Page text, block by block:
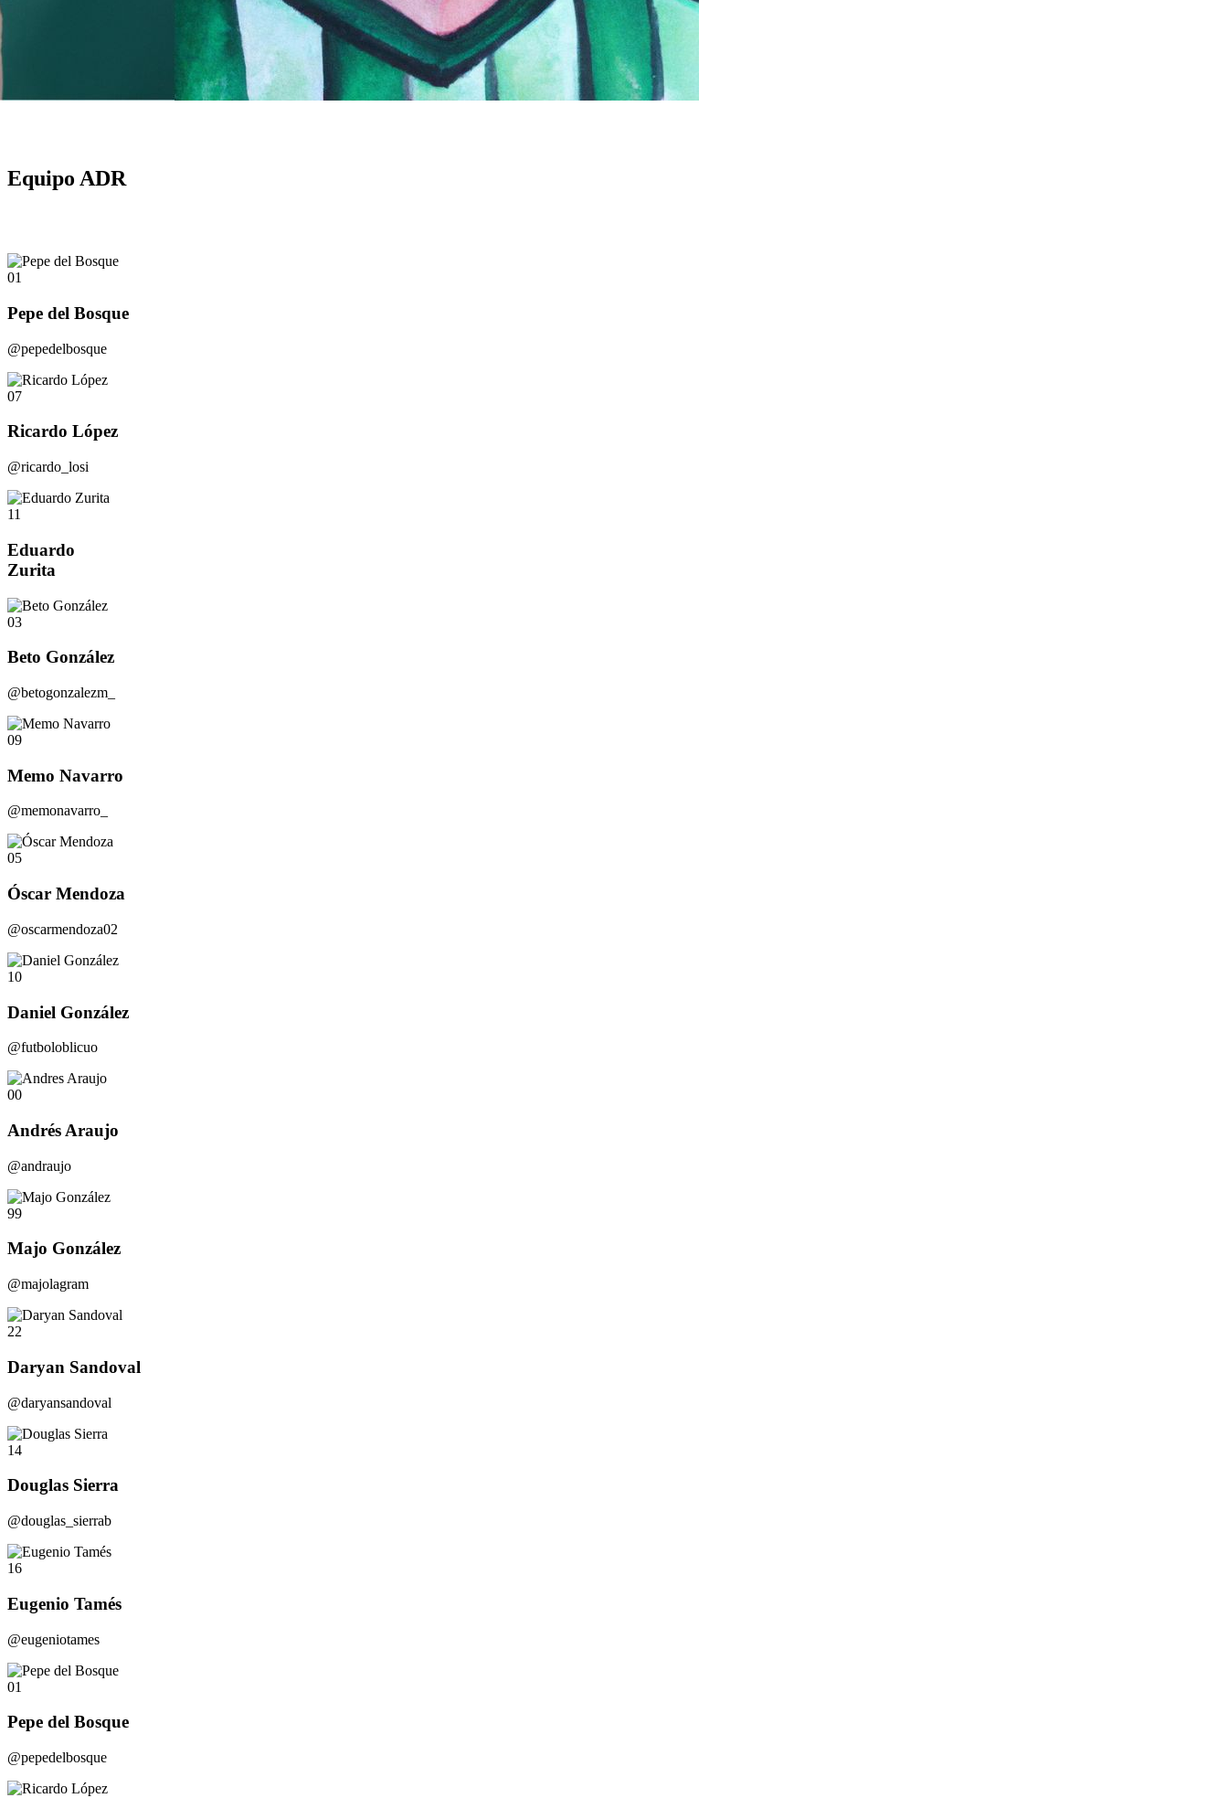
Equipo ADR
01
Pepe del Bosque
@pepedelbosque
07
Ricardo López
@ricardo_losi
11
Eduardo
Zurita
03
Beto González
@betogonzalezm_
09
Memo Navarro
@memonavarro_
05
Óscar Mendoza
@oscarmendoza02
10
Daniel González
@futboloblicuo
00
Andrés Araujo
@andraujo
99
Majo González
@majolagram
22
Daryan Sandoval
@daryansandoval
14
Douglas Sierra
@douglas_sierrab
16
Eugenio Tamés
@eugeniotames
01
Pepe del Bosque
@pepedelbosque